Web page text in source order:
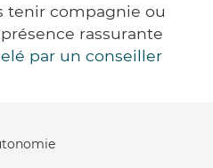
tenir compagnie ou
rassurante
par un conseiller